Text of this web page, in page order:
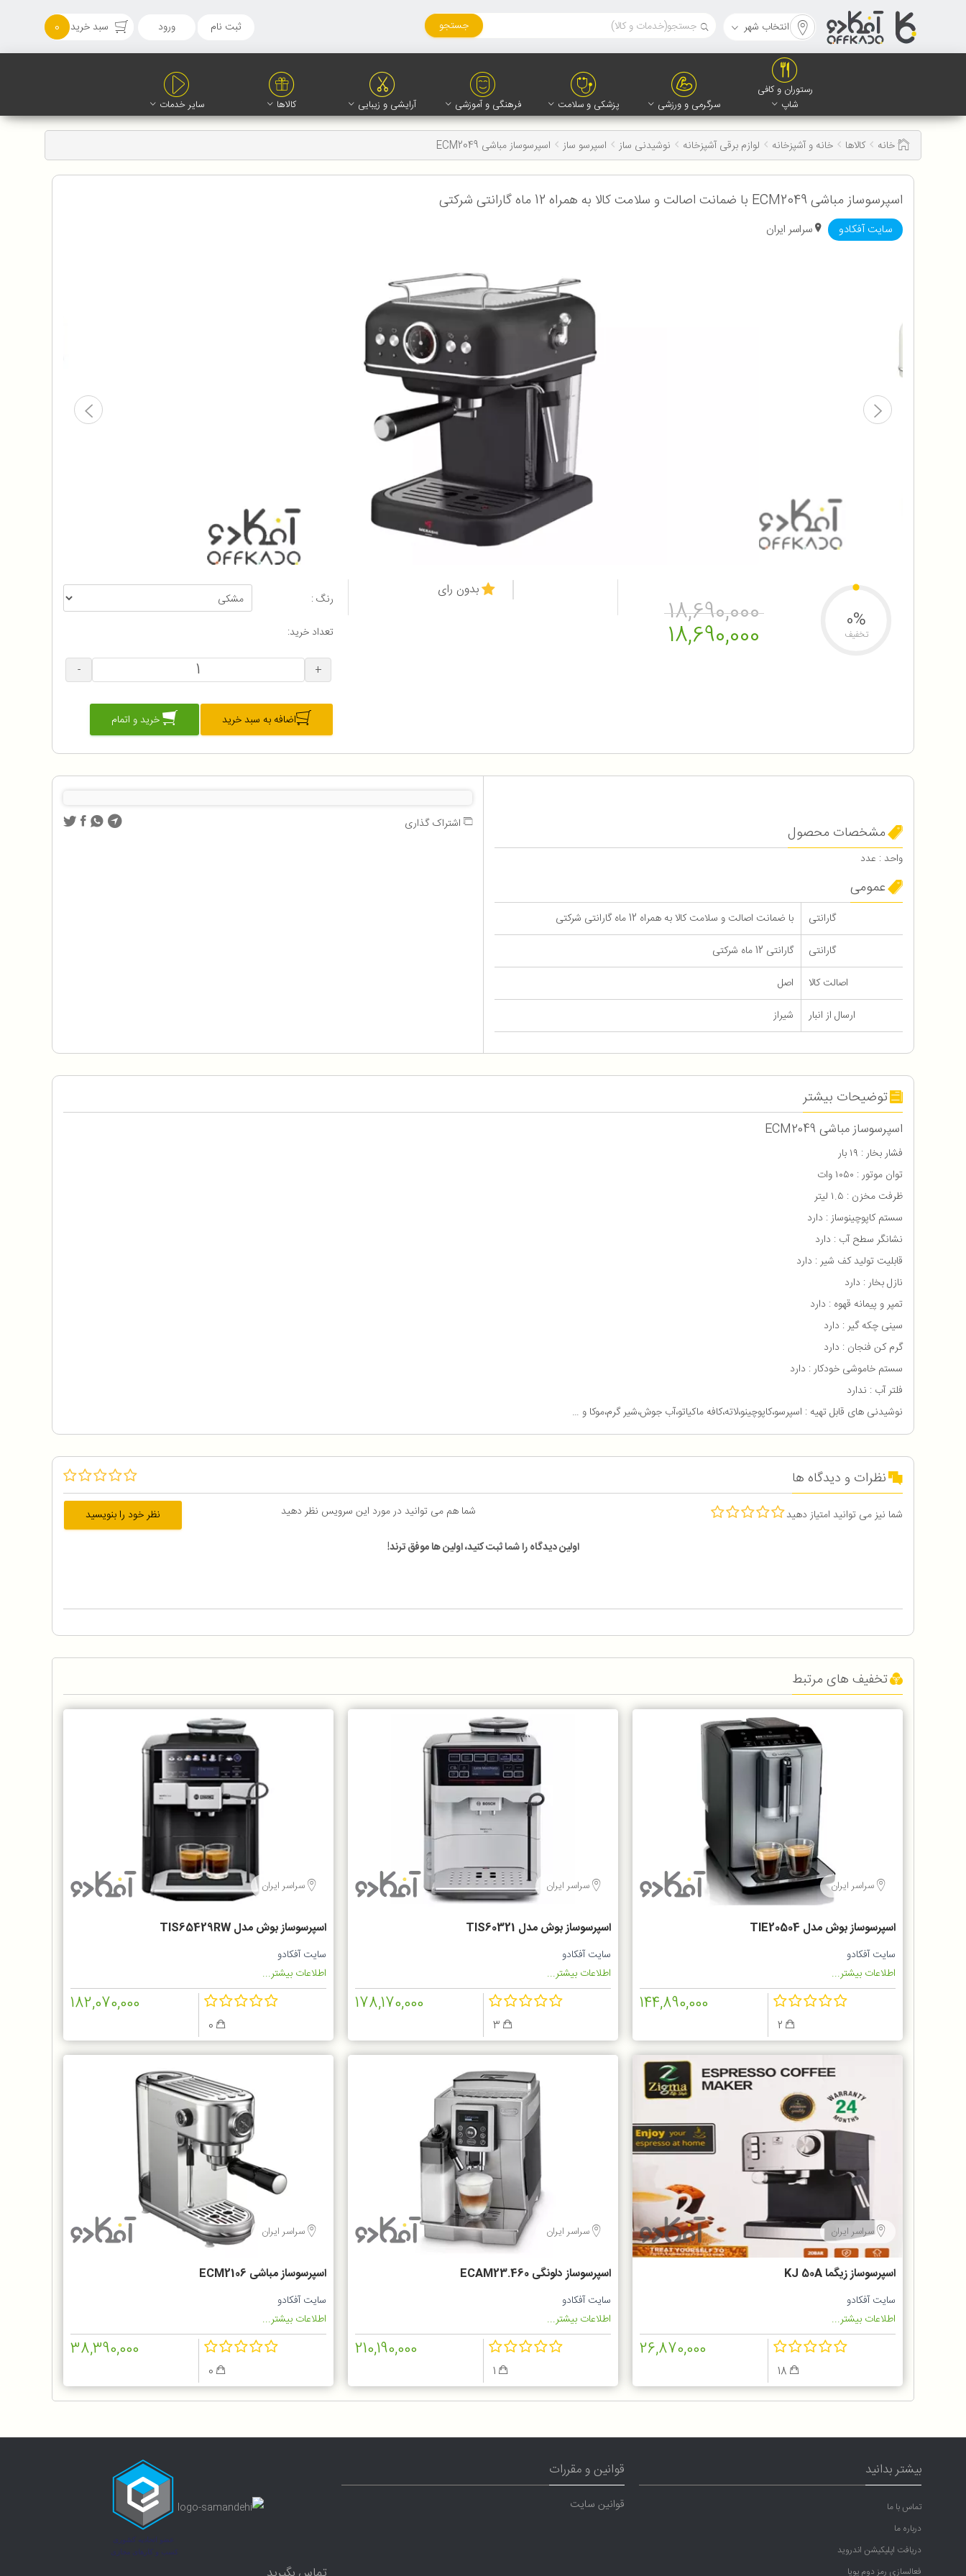
انتخاب شهر جستجو ثبت نام ورود سبد خرید 0
رستوران و کافی
شاپ
سرگرمی و ورزشی پزشکی و سلامت فرهنگی و آموزشی آرایشی و زیبایی کالاها سایر خدمات
خانه کالاها خانه و آشپزخانه لوازم برقی آشپزخانه نوشیدنی ساز اسپرسو ساز اسپرسوساز مباشی ECM2049
اسپرسوساز مباشی ECM2049 با ضمانت اصالت و سلامت کالا به همراه 12 ماه گارانتی شرکتی
سایت آفکادو سراسر ایران
18,690,000
18,690,000 0%
تخفیف
بدون رای
رنگ :
تعداد خرید:
+
-
اضافه به سبد خرید خرید و اتمام
مشخصات محصول
واحد : عدد
عمومی
گارانتی
با ضمانت اصالت و سلامت کالا به همراه 12 ماه گارانتی شرکتی
گارانتی
گارانتی 12 ماه شرکتی
اصالت کالا
اصل
ارسال از انبار
شیراز
اشتراک گذاری
توضیحات بیشتر
اسپرسوساز مباشی ECM2049
فشار بخار : ۱۹ بار
توان موتور : ۱۰۵۰ وات
ظرفت مخزن : ۱.۵ لیتر
سستم کاپوچینوساز : دارد
نشانگر سطح آب : دارد
قابلیت تولید کف شیر : دارد
نازل بخار : دارد
تمپر و پیمانه قهوه : دارد
سینی چکه گیر : دارد
گرم کن فنجان : دارد
سستم خاموشی خودکار : دارد
فلتر آب : ندارد
نوشیدنی های قابل تهیه : اسپرسو،کاپوچینو،لاته،کافه ماکیاتو،آب جوش،شیر گرم،موکا و …
نظرات و دیدگاه ها
شما نیز می توانید امتیاز دهید شما هم می توانید در مورد این سرویس نظر دهید
نظر خود را بنویسید
اولین دیدگاه را شما ثبت کنید، اولین ها موفق ترند!
تخفیف های مرتبط
سراسر ایران
اسپرسوساز بوش مدل TIE20504
سایت آفکادو
اطلاعات بیشتر...
144,890,000
سراسر ایران
اسپرسوساز بوش مدل TIS60321
سایت آفکادو
اطلاعات بیشتر...
178,170,000
سراسر ایران
اسپرسوساز بوش مدل TIS65429RW
سایت آفکادو
اطلاعات بیشتر...
182,070,000
سراسر ایران
اسپرسوساز زیگما KJ 50A
سایت آفکادو
اطلاعات بیشتر...
26,870,000
سراسر ایران
اسپرسوساز دلونگی ECAM23.460
سایت آفکادو
اطلاعات بیشتر...
210,190,000
سراسر ایران
اسپرسوساز مباشی ECM2106
سایت آفکادو
اطلاعات بیشتر...
38,390,000
بیشتر بدانید
تماس با ما
درباره ما
دریافت اپلیکیشن اندروید
فعالسازی رمز دوم پویا
قوانین و مقررات
قوانین سایت